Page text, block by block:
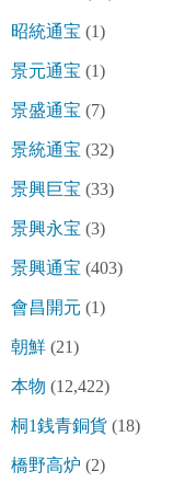
昭統通宝 (1)
景元通宝 (1)
景盛通宝 (7)
景統通宝 (32)
景興巨宝 (33)
景興永宝 (3)
景興通宝 (403)
會昌開元 (1)
朝鮮 (21)
本物 (12,422)
桐1銭青銅貨 (18)
橋野高炉 (2)